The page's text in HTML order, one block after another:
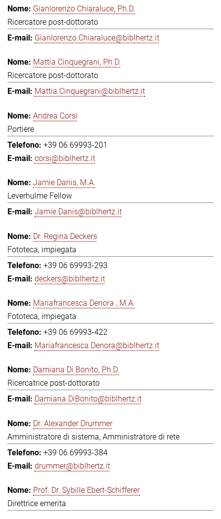
Gianlorenzo Chiaraluce, Ph.D.
Ricercatore post-dottorato
Gianlorenzo.Chiaraluce@biblhertz.it
Mattia Cinquegrani, Ph.D.
Ricercatore post-dottorato
Mattia.Cinquegrani@biblhertz.it
Andrea Corsi
Portiere
+39 06 69993-201
corsi@biblhertz.it
Jamie Danis, M.A.
Leverhulme Fellow
Jamie.Danis@biblhertz.it
Dr. Regina Deckers
Fototeca, impiegata
+39 06 69993-293
deckers@biblhertz.it
Mariafrancesca Denora , M.A.
Fototeca, impiegata
+39 06 69993-422
Mariafrancesca.Denora@biblhertz.it
Damiana Di Bonito, Ph.D.
Ricercatrice post-dottorato
Damiana.DiBonito@biblhertz.it
Dr. Alexander Drummer
Amministratore di sistema, Amministratore di rete
+39 06 69993-384
drummer@biblhertz.it
Prof. Dr. Sybille Ebert-Schifferer
Direttrice emerita